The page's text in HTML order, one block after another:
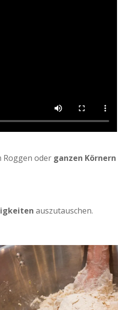
Roggen oder ganzen Körnern
auszutauschen.